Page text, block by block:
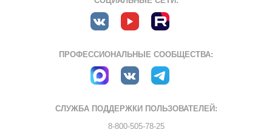
ПРОФЕССИОНАЛЬНЫЕ СООБЩЕСТВА:
СЛУЖБА ПОДДЕРЖКИ ПОЛЬЗОВАТЕЛЕЙ:
8-800-505-78-25